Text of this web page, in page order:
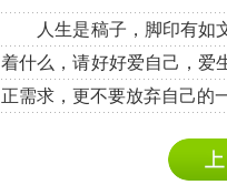
人生是稿子，脚印有如文
着什么，请好好爱自己，爱
正需求，更不要放弃自己的